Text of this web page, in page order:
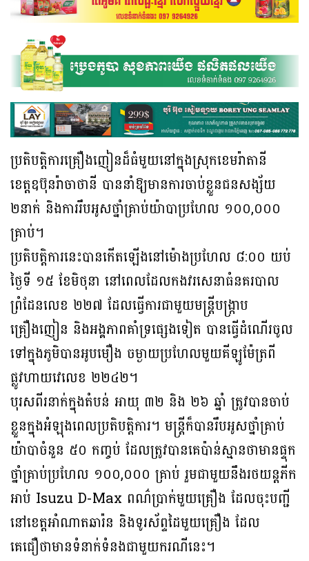
ប្រតិបត្តិការគ្រឿងញៀនដ៏ធំមួយនៅក្នុងស្រុកខេមរ៉ាតានី
ខេត្តឧប៊ុនរ៉ាចាថានី បាននាំឱ្យមានការចាប់ខ្លួនជនសង្ស័យ
២នាក់ និងការរឹបអូសថ្នាំគ្រាប់យ៉ាបាប្រហែល ១០០,០០០
គ្រាប់។
ប្រតិបត្តិការនេះបានកើតឡើងនៅម៉ោងប្រហែល ៨:០០ យប់
ថ្ងៃទី ១៥ ខែមិថុនា នៅពេលដែលកងវរសេនាធំនគរបាល
ព្រំដែនលេខ ២២៧ ដែលធ្វើការជាមួយមន្ត្រីបង្ក្រាប
គ្រឿងញៀន និងអង្គភាពគាំទ្រផ្សេងទៀត បានធ្វើដំណើរចូល
ទៅក្នុងភូមិបានអូបមឿង ចម្ងាយប្រហែលមួយគីឡូម៉ែត្រពី
ផ្លូវហាយវេលេខ ២២៤២។
បុរសពីរនាក់ក្នុងតំបន់ អាយុ ៣២ និង ២៦ ឆ្នាំ ត្រូវបានចាប់
ខ្លួនក្នុងអំឡុងពេលប្រតិបត្តិការ។ មន្ត្រីក៏បានរឹបអូសថ្នាំគ្រាប់
យ៉ាបាចំនួន ៥០ កញ្ចប់ ដែលត្រូវបានគេប៉ាន់ស្មានថាមានផ្ទុក
ថ្នាំគ្រាប់ប្រហែល ១០០,០០០ គ្រាប់ រួមជាមួយនឹងរថយន្តភីក
អាប់ Isuzu D-Max ពណ៌ប្រាក់មួយគ្រឿង ដែលចុះបញ្ជី
នៅខេត្តអាំណាតឆារ៉ន និងទូរស័ព្ទដៃមួយគ្រឿង ដែល
គេជឿថាមានទំនាក់ទំនងជាមួយករណីនេះ។